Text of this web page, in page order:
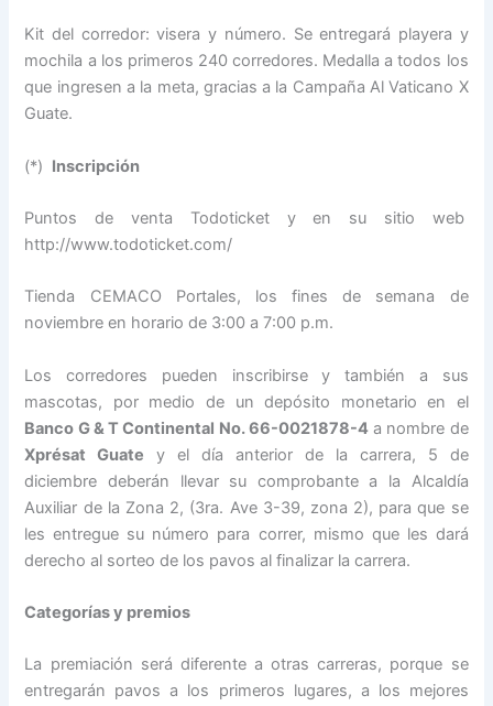
Kit del corredor: visera y número. Se entregará playera y
mochila a los primeros 240 corredores. Medalla a todos los
que ingresen a la meta, gracias a la Campaña Al Vaticano X
Guate.
(*) Inscripción
Puntos de venta Todoticket y en su sitio web
http://www.todoticket.com/
Tienda CEMACO Portales, los fines de semana de
noviembre en horario de 3:00 a 7:00 p.m.
Los corredores pueden inscribirse y también a sus
mascotas, por medio de un depósito monetario en el
Banco G & T Continental No. 66-0021878-4a nombre de
Xprésat Guate y el día anterior de la carrera, 5 de
diciembre deberán llevar su comprobante a la Alcaldía
Auxiliar de la Zona 2, (3ra. Ave 3-39, zona 2), para que se
les entregue su número para correr, mismo que les dará
derecho al sorteo de los pavos al finalizar la carrera.
Categorías y premios
La premiación será diferente a otras carreras, porque se
entregarán pavos a los primeros lugares, a los mejores